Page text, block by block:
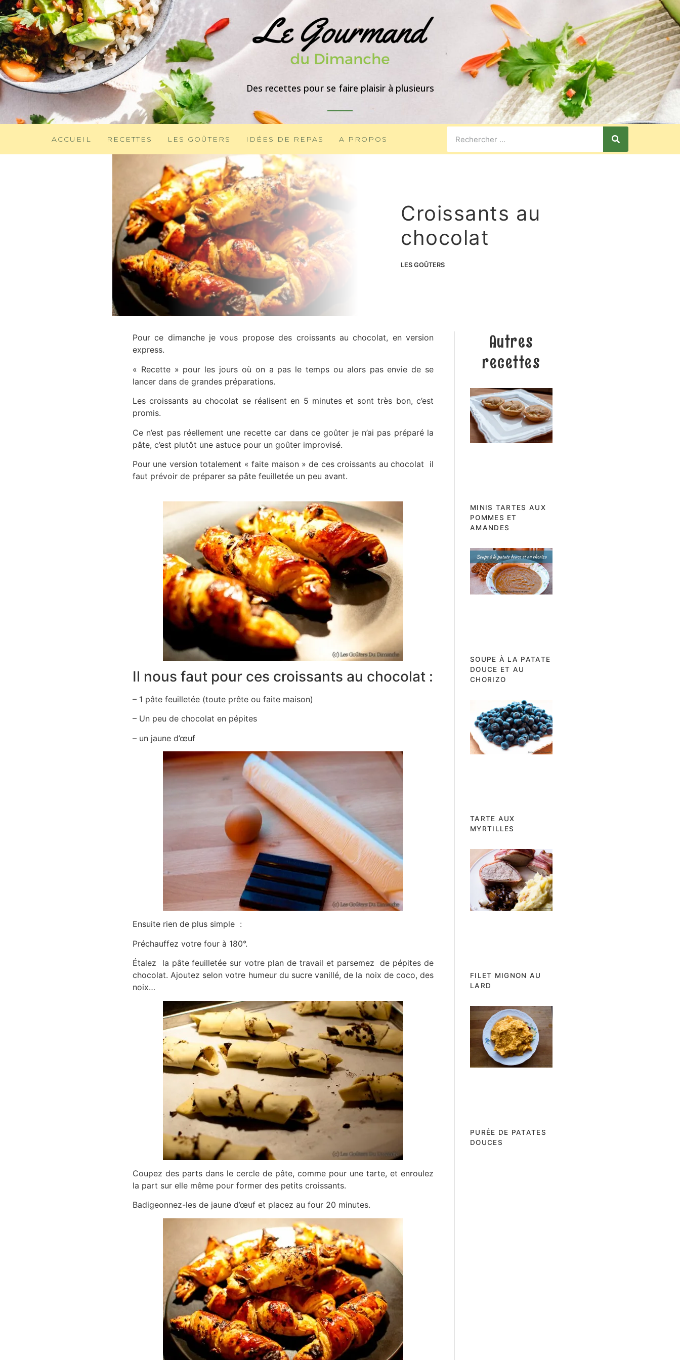
Des recettes pour se faire plaisir à plusieurs
ACCUEIL RECETTES LES GOÛTERS IDÉES DE REPAS A PROPOS
Croissants au
chocolat
LES GOÛTERS
Pour ce dimanche je vous propose des croissants au chocolat, en version
express.
« Recette » pour les jours où on a pas le temps ou alors pas envie de se
lancer dans de grandes préparations.
Les croissants au chocolat se réalisent en 5 minutes et sont très bon, c’est
promis.
Ce n’est pas réellement une recette car dans ce goûter je n’ai pas préparé la
pâte, c’est plutôt une astuce pour un goûter improvisé.
Pour une version totalement « faite maison » de ces croissants au chocolat il
faut prévoir de préparer sa pâte feuilletée un peu avant.
Il nous faut pour ces croissants au chocolat :
– 1 pâte feuilletée (toute prête ou faite maison)
– Un peu de chocolat en pépites
– un jaune d’œuf
Ensuite rien de plus simple :
Préchauffez votre four à 180°.
Étalez la pâte feuilletée sur votre plan de travail et parsemez de pépites de
chocolat. Ajoutez selon votre humeur du sucre vanillé, de la noix de coco, des
noix…
Coupez des parts dans le cercle de pâte, comme pour une tarte, et enroulez
la part sur elle même pour former des petits croissants.
Badigeonnez-les de jaune d’œuf et placez au four 20 minutes.
Autres
recettes
MINIS TARTES AUX
POMMES ET
AMANDES
SOUPE À LA PATATE
DOUCE ET AU
CHORIZO
TARTE AUX
MYRTILLES
FILET MIGNON AU
LARD
PURÉE DE PATATES
DOUCES